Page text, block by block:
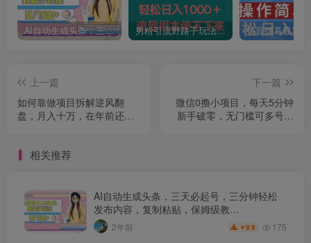
AI自动生成头条，三天必起号，三分钟轻松发布内容，复制粘贴，保姆级教… 男粉引流野路子玩法，每天操作半小时轻松日入1000＋，流量根本停不下来
上一篇
如何靠做项目拆解逆风翻
盘，月入十万，在年前还清
下一篇
微信0撸小项目，每天5分钟
新手破零，无门槛可多号操
相关推荐
AI自动生成头条，三天必起号，三分钟轻松
发布内容，复制粘贴，保姆级教…
2年前 ￥9.9 175